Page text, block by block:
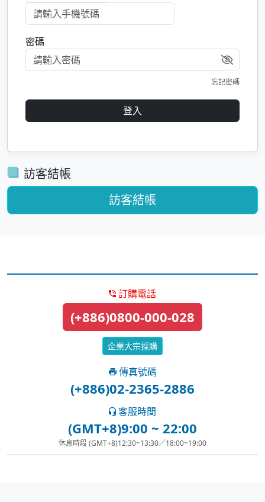
密碼
忘記密碼
登入
訪客結帳
訪客結帳
訂購電話
(+886)0800-000-028
企業大宗採購
傳真號碼
(+886)02-2365-2886
客服時間
(GMT+8)9:00 ~ 22:00
休息時段 (GMT+8)12:30~13:30／18:00~19:00